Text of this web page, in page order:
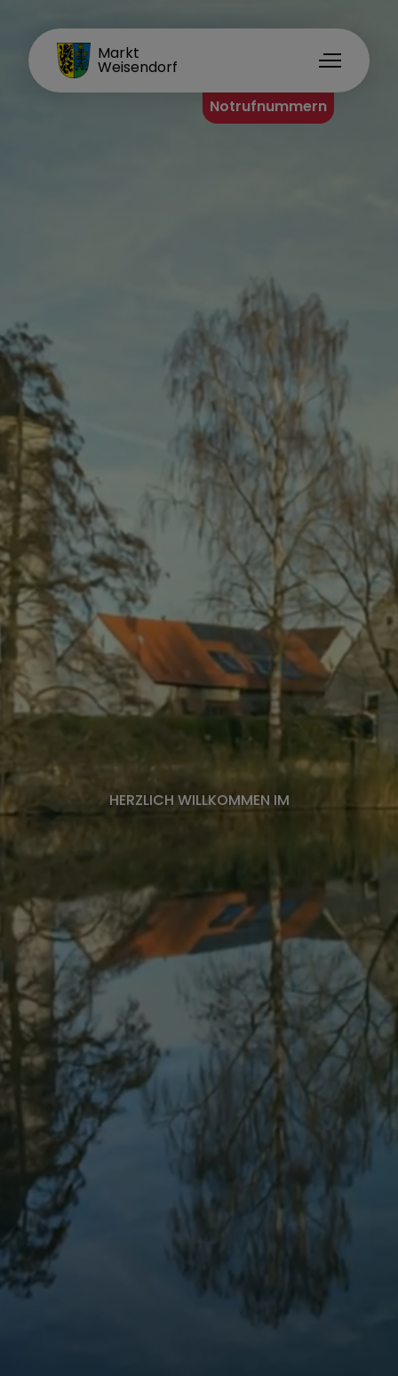
Markt
Weisendorf
HERZLICH WILLKOMMEN IM
FAMILIENORT
Notrufnummern